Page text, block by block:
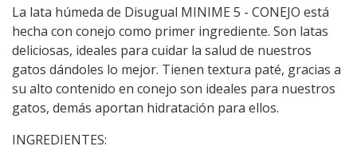
La lata húmeda de Disugual MINIME 5 - CONEJO está
hecha con conejo como primer ingrediente. Son latas
deliciosas, ideales para cuidar la salud de nuestros
gatos dándoles lo mejor. Tienen textura paté, gracias a
su alto contenido en conejo son ideales para nuestros
gatos, demás aportan hidratación para ellos.
INGREDIENTES: